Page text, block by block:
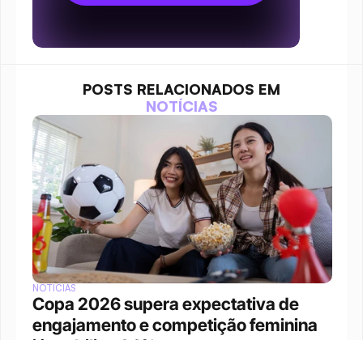
POSTS RELACIONADOS EM
NOTÍCIAS
NOTÍCIAS
Copa 2026 supera expectativa de
engajamento e competição feminina